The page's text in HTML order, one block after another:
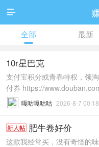

全部 最新
10r星巴克
支付宝积分或青春特权，领
付券 https://
嘎咕嘎咕咕 2026-8-7 00:18
新人帖 肥牛卷好价
这款我经常买，没有奇怪的